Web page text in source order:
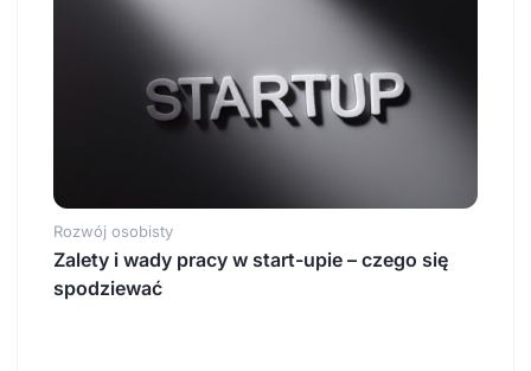
Rozwój osobisty
Zalety i wady pracy w start-upie – czego się
spodziewać